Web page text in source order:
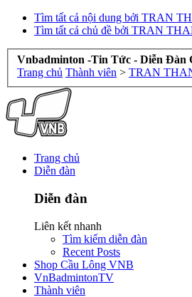
Tìm tất cả nội dung bởi TRAN
Tìm tất cả chủ đề bởi TRAN
Vnbadminton -Tin Tức - Diễn Đàn
Trang chủ Thành viên > TRAN
Trang chủ
Diễn đàn
Diễn đàn
Liên kết nhanh
Tìm kiếm diễn đàn
Recent Posts
Shop Cầu Lông VNB
VnBadmintonTV
Thành viên